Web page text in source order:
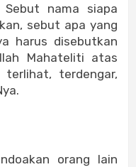
nama siapa
sebut apa yang
harus disebutkan
Mahateliti atas
terdengar,
orang lain